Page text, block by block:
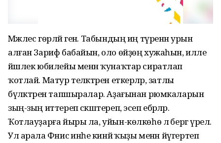
Мәжлес гөрләй генә. Табындың иң түренән урын
алған Зариф бабайын, оло өйҙөң хужаһын, илле
йәшлек юбилейы менән ҡунаҡтар сиратлап
ҡотлай. Матур теләктәрен еткерәләр, затлы
бүләктәрен тапшыралар. Аҙағынан рюмкаларын
зың-зың иттереп сәкәштереп, эсеп ебәрәләр.
Ҡотлауҙарға йыры ла, уйын-көлкөһө лә бергә үрелә.
Ул арала Фәнисә инәһе кинйә ҡыҙы менән йүгертеп